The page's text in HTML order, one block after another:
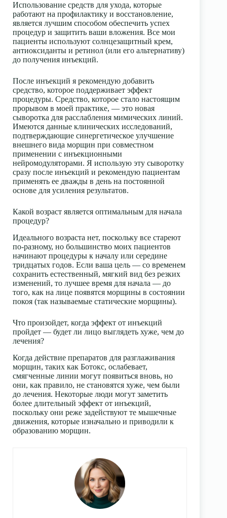
Использование средств для ухода, которые
работают на профилактику и восстановление,
является лучшим способом обеспечить успех
процедур и защитить ваши вложения. Все мои
пациенты используют солнцезащитный крем,
антиоксиданты и ретинол (или его альтернативу)
до получения инъекций.
После инъекций я рекомендую добавить
средство, которое поддерживает эффект
процедуры. Средство, которое стало настоящим
прорывом в моей практике, — это новая
сыворотка для расслабления мимических линий.
Имеются данные клинических исследований,
подтверждающие синергетическое улучшение
внешнего вида морщин при совместном
применении с инъекционными
нейромодуляторами. Я использую эту сыворотку
сразу после инъекций и рекомендую пациентам
применять ее дважды в день на постоянной
основе для усиления результатов.
Какой возраст является оптимальным для начала
процедур?
Идеального возраста нет, поскольку все стареют
по-разному, но большинство моих пациентов
начинают процедуры к началу или середине
тридцатых годов. Если ваша цель — со временем
сохранить естественный, мягкий вид без резких
изменений, то лучшее время для начала — до
того, как на лице появятся морщины в состоянии
покоя (так называемые статические морщины).
Что произойдет, когда эффект от инъекций
пройдет — будет ли лицо выглядеть хуже, чем до
лечения?
Когда действие препаратов для разглаживания
морщин, таких как Ботокс, ослабевает,
смягченные линии могут появиться вновь, но
они, как правило, не становятся хуже, чем были
до лечения. Некоторые люди могут заметить
более длительный эффект от инъекций,
поскольку они реже задействуют те мышечные
движения, которые изначально и приводили к
образованию морщин.